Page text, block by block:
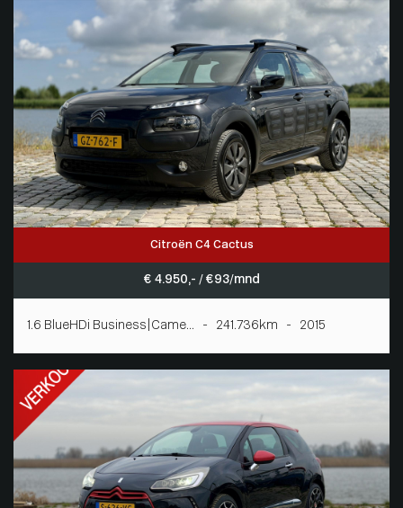
Citroën C4 Cactus
€ 4.950,- / € 93/mnd
1.6 BlueHDi Business|Came... - 241.736km - 2015